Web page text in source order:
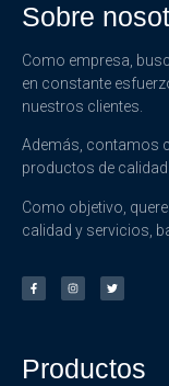
Sobre
Como empresa,
en constante
nuestros clientes.
Además, contamos
productos de
Como objetivo,
calidad y servicios,
Productos